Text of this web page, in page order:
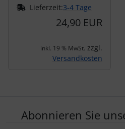
Lieferzeit:3-4 Tage
24,90 EUR
inkl. 19 % MwSt. zzgl.
Versandkosten
Abonnieren Sie